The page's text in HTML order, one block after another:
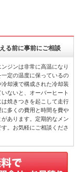
る前に事前にご相談
ジンは非常に高温になり
一定の温度に保っているの
却液で構成された冷却装
ないと、オーバーヒート
焼きつきを起こして走行
多くの費用と時間を費や
あります。定期的なメン
。お気軽にご相談くださ